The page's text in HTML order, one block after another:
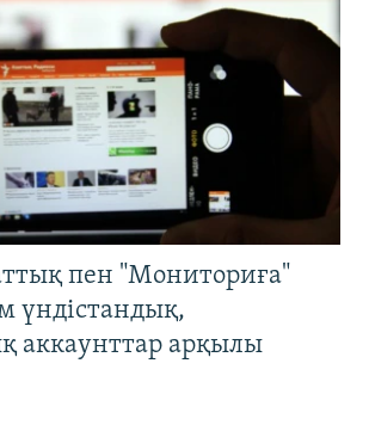
пен "Мониториға"
үндістандық,
аккаунттар арқылы